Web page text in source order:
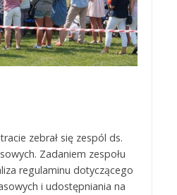
zebrał się zespól ds.
Zadaniem zespołu
regulaminu dotyczącego
i udostępniania na